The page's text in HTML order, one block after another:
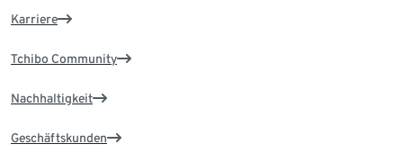
Karriere
Tchibo Community
Nachhaltigkeit
Geschäftskunden